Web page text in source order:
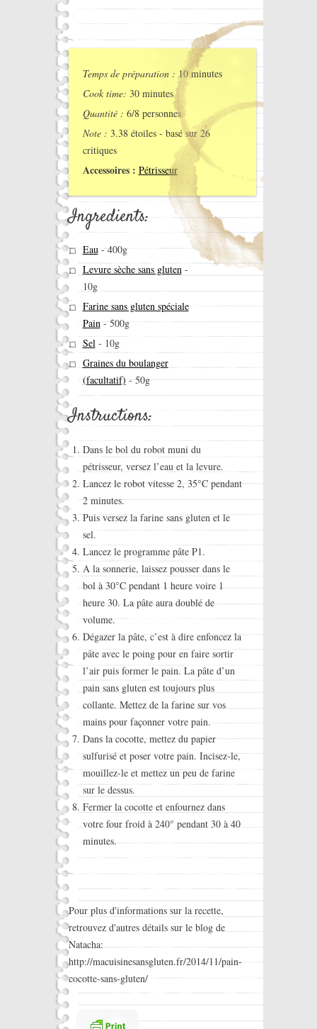
Temps de préparation : 10 minutes
Cook time: 30 minutes
Quantité : 6/8 personnes
Note : 3.38étoiles - basé sur 26
critiques
Accessoires : Pétrisseur
Ingredients:
Eau- 400g
Levure sèche sans gluten-
10g
Farine sans gluten spéciale
Pain-500g
Sel- 10g
Graines du boulanger
(facultatif) - 50g
Instructions:
Dans le bol du robot muni du
pétrisseur, versez l’eau et la levure.
Lancez le robot vitesse 2, 35°C pendant
2 minutes.
Puis versez la farine sans gluten et le
sel.
Lancez le programme pâte P1.
A la sonnerie, laissez pousser dans le
bol à 30°C pendant 1 heure voire 1
heure 30. La pâte aura doublé de
volume.
Dégazer la pâte, c’est à dire enfoncez la
pâte avec le poing pour en faire sortir
l’air puis former le pain. La pâte d’un
pain sans gluten est toujours plus
collante. Mettez de la farine sur vos
mains pour façonner votre pain.
Dans la cocotte, mettez du papier
sulfurisé et poser votre pain. Incisez-le,
mouillez-le et mettez un peu de farine
sur le dessus.
Fermer la cocotte et enfournez dans
votre four froid à 240° pendant 30 à 40
minutes.
Pour plus d'informations sur la recette,
retrouvez d'autres détails sur le blog de
Natacha:
http://macuisinesansgluten.fr/2014/11/pain-
cocotte-sans-gluten/